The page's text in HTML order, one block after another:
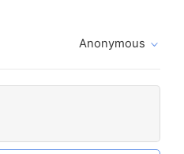
Anonymous